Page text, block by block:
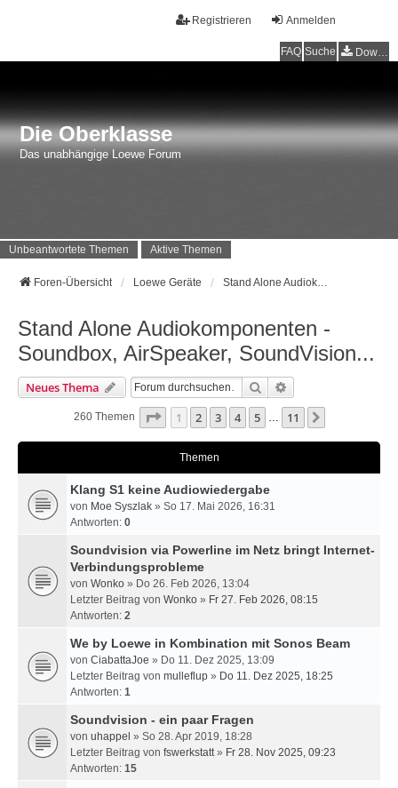
Anmelden
Registrieren
FAQ Suche Downloads
Die Oberklasse
Das unabhängige Loewe Forum
Unbeantwortete Themen Aktive Themen
Foren-Übersicht Loewe Geräte Stand Alone Audiokomponenten - Soundbox, AirSpeaker, SoundVision...
Stand Alone Audiokomponenten -
Soundbox, AirSpeaker, SoundVision...
Neues Thema Suche
260 Themen Seite 1Von 11
1 2 3 4 5 … 11
Themen
Klang S1 keine Audiowiedergabe
von Moe Syszlak » So 17. Mai 2026, 16:31
Antworten: 0
Soundvision via Powerline im Netz bringt Internet-
Verbindungsprobleme
von Wonko » Do 26. Feb 2026, 13:04
Letzter Beitrag von Wonko » Fr 27. Feb 2026, 08:15
Antworten: 2
We by Loewe in Kombination mit Sonos Beam
von CiabattaJoe » Do 11. Dez 2025, 13:09
Letzter Beitrag von mulleflup » Do 11. Dez 2025, 18:25
Antworten: 1
Soundvision - ein paar Fragen
von uhappel » So 28. Apr 2019, 18:28
Letzter Beitrag von fswerkstatt» Fr 28. Nov 2025, 09:23
Antworten: 15